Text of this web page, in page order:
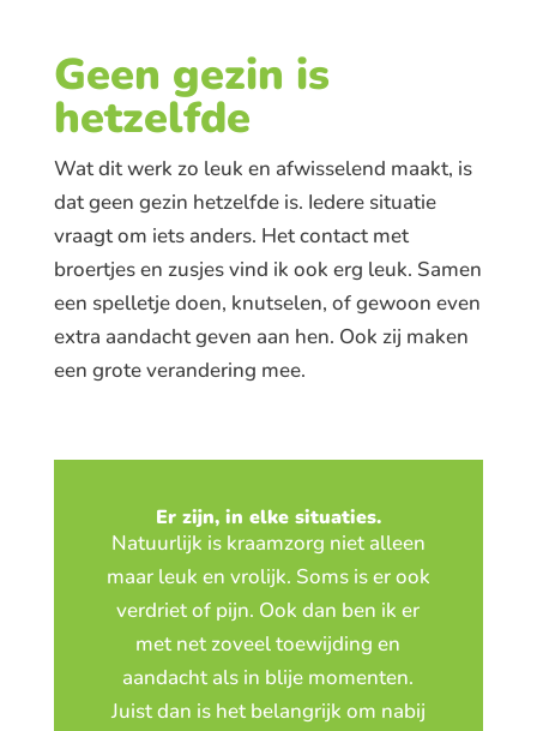
Geen gezin is
hetzelfde
Wat dit werk zo leuk en afwisselend maakt, is
dat geen gezin hetzelfde is. Iedere situatie
vraagt om iets anders. Het contact met
broertjes en zusjes vind ik ook erg leuk. Samen
een spelletje doen, knutselen, of gewoon even
extra aandacht geven aan hen. Ook zij maken
een grote verandering mee.
Er zijn, in elke situaties.
Natuurlijk is kraamzorg niet alleen
maar leuk en vrolijk. Soms is er ook
verdriet of pijn. Ook dan ben ik er
met net zoveel toewijding en
aandacht als in blije momenten.
Juist dan is het belangrijk om nabij